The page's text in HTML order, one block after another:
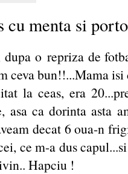
cu menta si
dupa o repriza de
ceva bun!!...Mama
la ceas, era
asa ca dorinta asta
decat 6 oua-n
ce m-a dus
Hapciu !